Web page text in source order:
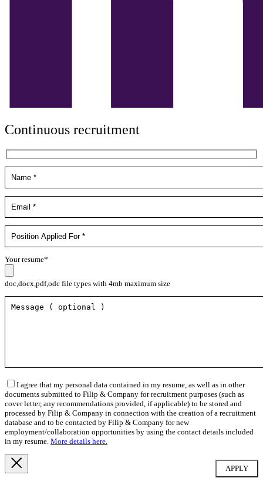
Continuous recruitment
Your resume*
doc,docx,pdf,odc file types with 4mb maximum size
I agree that my personal data contained in my resume, as well as in other
documents submitted to Filip & Company for recruitment purposes (such as
cover letter, any recommendations provided, if applicable) to be stored and
processed by Filip & Company in connection with the creation of a recruitment
database and to be contacted by Filip & Company for new
employment/collaboration opportunities by using the contact details included
in my resume. More details here.